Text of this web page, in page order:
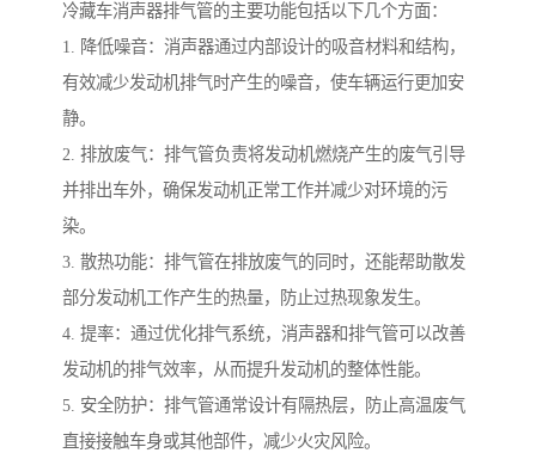
冷藏车消声器排气管的主要功能包括以下几个方面：
1. 降低噪音：消声器通过内部设计的吸音材料和结构，
有效减少发动机排气时产生的噪音，使车辆运行更加安
静。
2. 排放废气：排气管负责将发动机燃烧产生的废气引导
并排出车外，确保发动机正常工作并减少对环境的污
染。
3. 散热功能：排气管在排放废气的同时，还能帮助散发
部分发动机工作产生的热量，防止过热现象发生。
4. 提率：通过优化排气系统，消声器和排气管可以改善
发动机的排气效率，从而提升发动机的整体性能。
5. 安全防护：排气管通常设计有隔热层，防止高温废气
直接接触车身或其他部件，减少火灾风险。